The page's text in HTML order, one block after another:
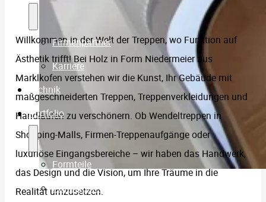
Firmenpartner
Karriere
Technik
Portfolio
Formteile
Prototypen-Fertigung
Willkommen in der Welt der Treppen, wo Funktion auf
Ästhetik trifft! Bei Holz in Form Niedermeier aus
Marklkofen verstehen wir die Kunst, Ihr Gebäude mit
maßgeschneiderten Treppen, Treppenverkleidungen und
Handläufen zu verschönern. Ob Wendeltreppen in
Shopping-Malls, Firmen-Treppenaufgänge oder
luxuriöse Eingangsbereiche – wir haben das Handwerk,
das Design und die Vision, um Ihre Träume in die
Realität umzusetzen.